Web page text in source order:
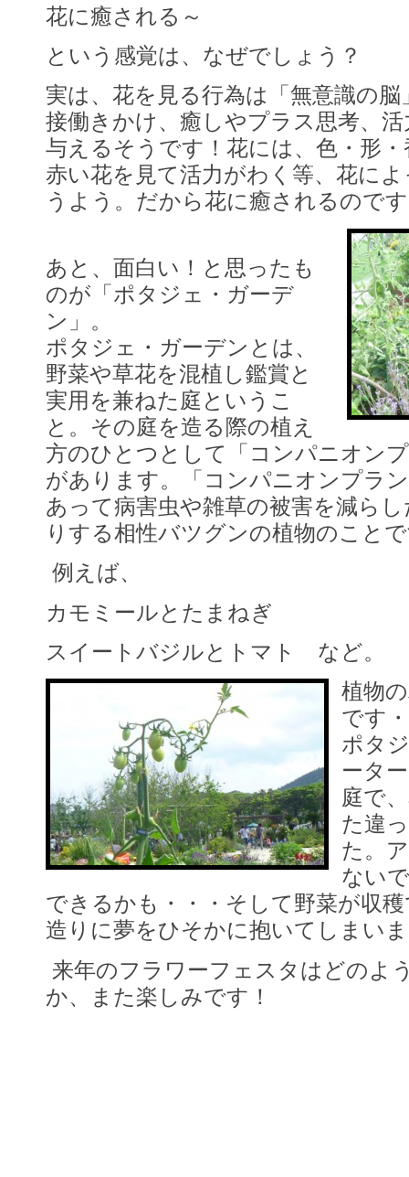
花に癒される～
という感覚は、なぜでしょう？
実は、花を見る行為は「無意識の
接働きかけ、癒しやプラス思考、
与えるそうです！花には、色・形
赤い花を見て活力がわく等、花に
うよう。だから花に癒されるので
あと、面白い！と思ったも
のが「ポタジェ・ガーデ
ン」。
ポタジェ・ガーデンとは、
野菜や草花を混植し鑑賞と
実用を兼ねた庭というこ
と。その庭を造る際の植え
方のひとつとして「コンパニオン
があります。「コンパニオンプラ
あって病害虫や雑草の被害を減ら
りする相性バツグンの植物のこと
例えば、
カモミールとたまねぎ
スイートバジルとトマト など。
植物
です
ポタ
ータ
庭で
た違
た。
ない
できるかも・・・そして野菜が収
造りに夢をひそかに抱いてしまい
来年のフラワーフェスタはどのよ
か、また楽しみです！